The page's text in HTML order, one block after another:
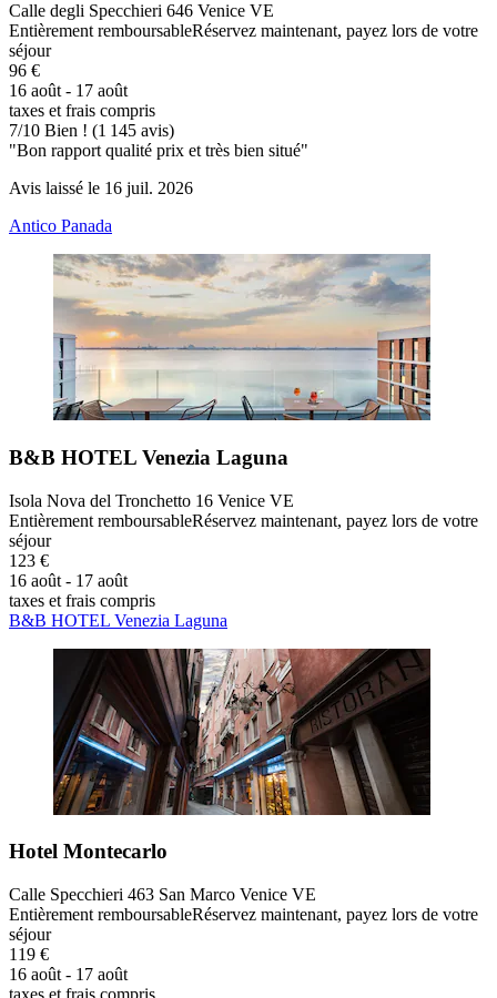
Calle degli Specchieri 646 Venice VE
Entièrement remboursableRéservez maintenant, payez lors de votre
séjour
96 €
16 août - 17 août
taxes et frais compris
7/10 Bien ! (1 145 avis)
"Bon rapport qualité prix et très bien situé"
Avis laissé le 16 juil. 2026
Antico Panada
B&B HOTEL Venezia Laguna
Isola Nova del Tronchetto 16 Venice VE
Entièrement remboursableRéservez maintenant, payez lors de votre
séjour
123 €
16 août - 17 août
taxes et frais compris
B&B HOTEL Venezia Laguna
Hotel Montecarlo
Calle Specchieri 463 San Marco Venice VE
Entièrement remboursableRéservez maintenant, payez lors de votre
séjour
119 €
16 août - 17 août